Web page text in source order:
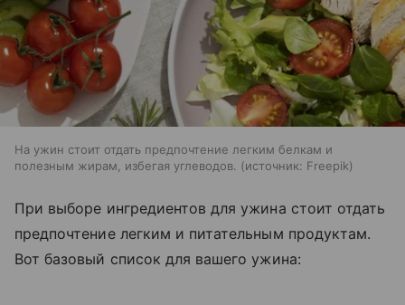
На ужин стоит отдать предпочтение легким белкам и
полезным жирам, избегая углеводов.
источник: Freepik
При выборе ингредиентов для ужина стоит отдать
предпочтение легким и питательным продуктам.
Вот базовый список для вашего ужина: